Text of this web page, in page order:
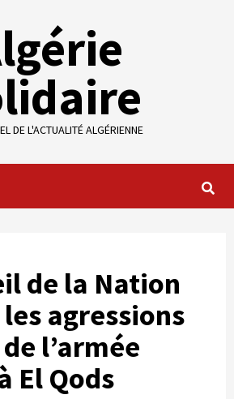
DE L'ACTUALITÉ ALGÉRIENNE
de la Nation
agressions
l’armée
El Qods